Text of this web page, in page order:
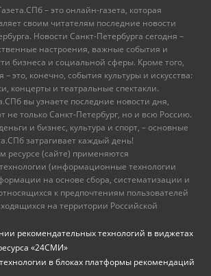
– это онлайн-газета, которая
своим читателям последние новости
Новости Санкт-Петербурга сегодня –
настроения, важные события и
бизнеса и социальной сферы. Кроме того,
– это, конечно, события культуры и искусства:
концерты и театральные спектакли.
вы узнаете последние новости дня,
не только Санкт-Петербург, но и всю Россию.
и бизнес, культура и спорт, – основные
затрагивает каждый день!
(сайте) применяются
(информационные технологии
на основе сбора, систематизации и
к предпочтениям пользователей
на территории Российской
рекомендательных технологий в виджетах
«24СМИ»
в блоках платформы рекомендаций